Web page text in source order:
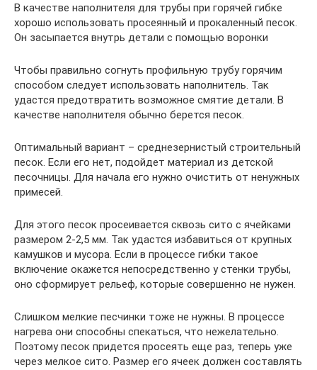
В качестве наполнителя для трубы при горячей гибке
хорошо использовать просеянный и прокаленный песок.
Он засыпается внутрь детали с помощью воронки
Чтобы правильно согнуть профильную трубу горячим
способом следует использовать наполнитель. Так
удастся предотвратить возможное смятие детали. В
качестве наполнителя обычно берется песок.
Оптимальный вариант – среднезернистый строительный
песок. Если его нет, подойдет материал из детской
песочницы. Для начала его нужно очистить от ненужных
примесей.
Для этого песок просеивается сквозь сито с ячейками
размером 2-2,5 мм. Так удастся избавиться от крупных
камушков и мусора. Если в процессе гибки такое
включение окажется непосредственно у стенки трубы,
оно сформирует рельеф, которые совершенно не нужен.
Слишком мелкие песчинки тоже не нужны. В процессе
нагрева они способны спекаться, что нежелательно.
Поэтому песок придется просеять еще раз, теперь уже
через мелкое сито. Размер его ячеек должен составлять